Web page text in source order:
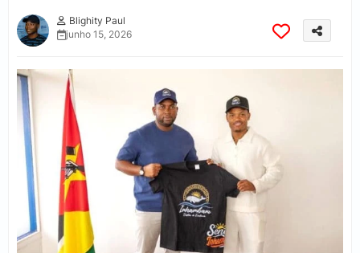
Blighity Paul
junho 15, 2026